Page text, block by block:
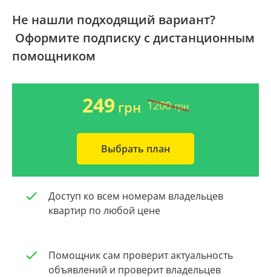
Чайки
Ворзель
Борисполь
Дом 1990-1999 года
Дом 2000-2009 года
Новострой
Общая площадь квартиры
От 100
Не нашли подходящий вариант?
Оформите подписку с дистанционным
помощником
249 грн 1200 грн
Выбрать план
Доступ ко всем номерам владельцев
квартир по любой цене
Помощник сам проверит актуальность
объявлений и проверит владельцев